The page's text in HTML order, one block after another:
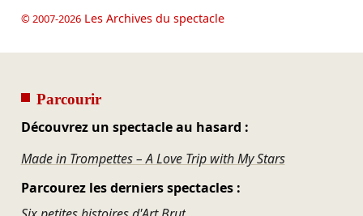
© 2007-2026Les Archives du spectacle
Parcourir
Découvrez un spectacle au hasard :
Made in Trompettes – A Love Trip with My Stars
Parcourez les derniers spectacles :